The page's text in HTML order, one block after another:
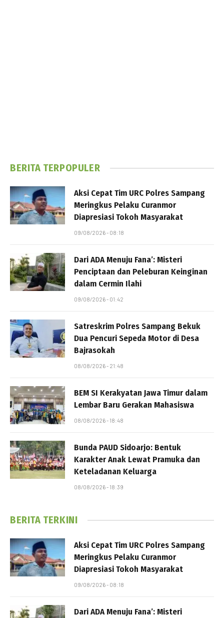
BERITA TERPOPULER
Aksi Cepat Tim URC Polres Sampang
Meringkus Pelaku Curanmor
Diapresiasi Tokoh Masyarakat
09/08/2026 - 08:18
Dari ADA Menuju Fana’: Misteri
Penciptaan dan Peleburan Keinginan
dalam Cermin Ilahi
09/08/2026 - 01:42
Satreskrim Polres Sampang Bekuk
Dua Pencuri Sepeda Motor di Desa
Bajrasokah
08/08/2026 - 21:48
BEM SI Kerakyatan Jawa Timur dalam
Lembar Baru Gerakan Mahasiswa
08/08/2026 - 18:48
Bunda PAUD Sidoarjo: Bentuk
Karakter Anak Lewat Pramuka dan
Keteladanan Keluarga
08/08/2026 - 18:39
BERITA TERKINI
Aksi Cepat Tim URC Polres Sampang
Meringkus Pelaku Curanmor
Diapresiasi Tokoh Masyarakat
09/08/2026 - 08:18
Dari ADA Menuju Fana’: Misteri